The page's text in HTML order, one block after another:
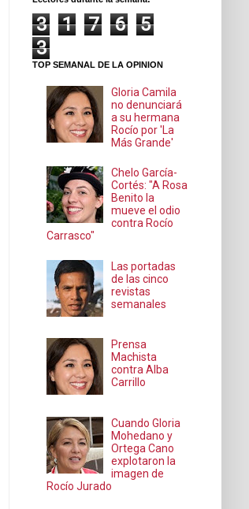
3 1 7 6
5
3
TOP SEMANAL DE LA OPINION
Gloria Camila
no denunciará
a su hermana
Rocío por 'La
Más Grande'
Chelo García-
Cortés: "A Rosa
Benito la
mueve el odio
contra Rocío
Carrasco"
Las portadas
de las cinco
revistas
semanales
Prensa
Machista
contra Alba
Carrillo
Cuando Gloria
Mohedano y
Ortega Cano
explotaron la
imagen de
Rocío Jurado